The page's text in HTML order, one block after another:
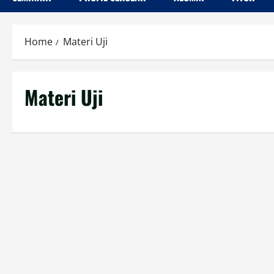
Home Materi Uji
Materi Uji